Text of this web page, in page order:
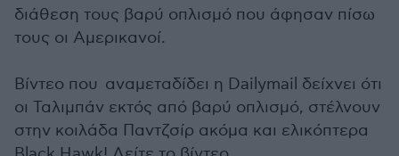
διάθεση τους βαρύ οπλισμό που άφησαν πίσω
τους οι Αμερικανοί.
Βίντεο που αναμεταδίδει η Dailymail δείχνει ότι
οι Ταλιμπάν εκτός από βαρύ οπλισμό, στέλνουν
στην κοιλάδα Παντζσίρ ακόμα και ελικόπτερα